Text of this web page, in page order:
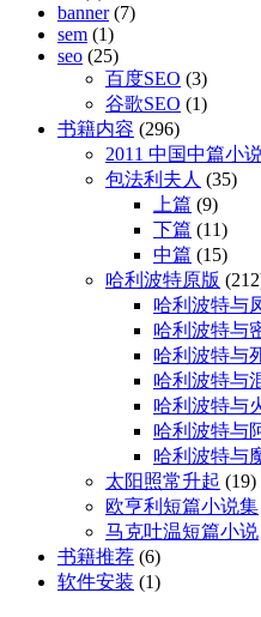
banner(7)
sem (1)
seo (25)
百度SEO (3)
谷歌SEO (1)
书籍内容 (296)
2011 中国中篇小
包法利夫人 (35)
上篇 (9)
下篇 (11)
中篇 (15)
哈利波特原版
哈利波特与
哈利波特与
哈利波特与
哈利波特与
哈利波特与
哈利波特与
哈利波特与
太阳照常升起 (19)
欧亨利短篇小说集
马克吐温短篇小说
书籍推荐 (6)
软件安装 (1)